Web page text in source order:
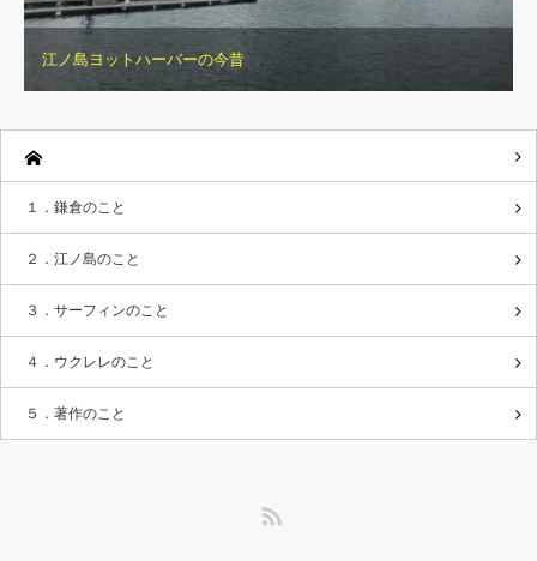
江ノ島ヨットハーバーの今昔
１．鎌倉のこと
２．江ノ島のこと
３．サーフィンのこと
４．ウクレレのこと
５．著作のこと